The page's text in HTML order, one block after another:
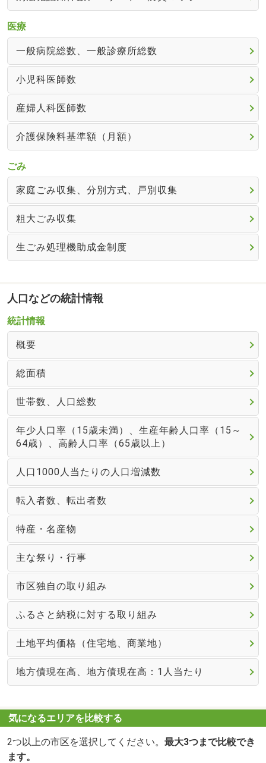
医療
一般病院総数、一般診療所総数
小児科医師数
産婦人科医師数
介護保険料基準額（月額）
ごみ
家庭ごみ収集、分別方式、戸別収集
粗大ごみ収集
生ごみ処理機助成金制度
人口などの統計情報
統計情報
概要
総面積
世帯数、人口総数
年少人口率（15歳未満）、生産年齢人口率（15～
64歳）、高齢人口率（65歳以上）
人口1000人当たりの人口増減数
転入者数、転出者数
特産・名産物
主な祭り・行事
市区独自の取り組み
ふるさと納税に対する取り組み
土地平均価格（住宅地、商業地）
地方債現在高、地方債現在高：1人当たり
気になるエリアを比較する
2つ以上の市区を選択してください。 最大3つまで比較でき
ます。